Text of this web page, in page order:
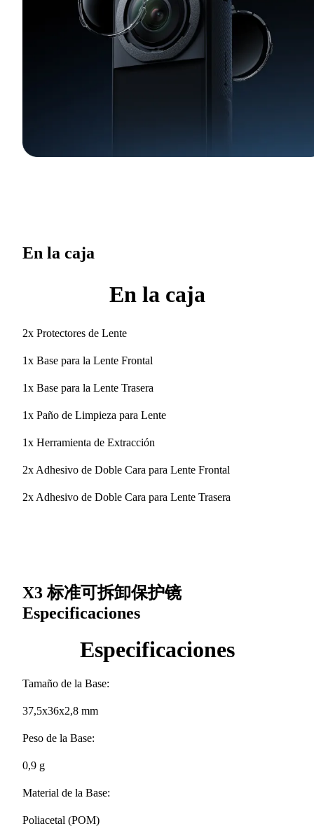
En la caja
En la caja
2x Protectores de Lente
1x Base para la Lente Frontal
1x Base para la Lente Trasera
1x Paño de Limpieza para Lente
1x Herramienta de Extracción
2x Adhesivo de Doble Cara para Lente Frontal
2x Adhesivo de Doble Cara para Lente Trasera
X3 标准可拆卸保护镜
Especificaciones
Especificaciones
Tamaño de la Base:
37,5x36x2,8 mm
Peso de la Base:
0,9 g
Material de la Base:
Poliacetal (POM)